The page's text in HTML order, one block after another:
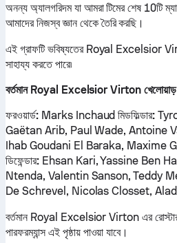
অনন্য অ্যালগরিদম যা আমরা টিমের শেষ 10টি
আমাদের নিজস্ব জ্ঞান থেকে তৈরি করছি।
এই গ্রাফটি ভবিষ্যতের Royal Excelsior
সাহায্য করতে পারে৷
বর্তমান Royal Excelsior Virton খেলোয়াড়
ফরওয়ার্ড:Marks Inchaudমিডফিল্ডার:
Gaëtan Arib, Paul Wade, Antoine
Ihab Goudani El Baraka, Maxime
ডিফেন্ডার:Ehsan Kari, Yassine Ben
Ntenda, Valentin Sanson, Teddy
De Schrevel, Nicolas Closset,
বর্তমান Royal Excelsior Virton এর রোস্টার,
পারফরম্যান্স এই পৃষ্ঠায় পাওয়া যাবে।